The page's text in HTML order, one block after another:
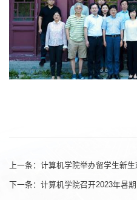
上一条： 计算机学院举办留学生新生
下一条： 计算机学院召开2023年暑